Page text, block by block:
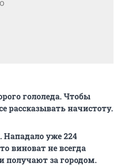
гололеда. Чтобы
рассказывать начистоту.
Нападало уже 224
виноват не всегда
получают за городом.